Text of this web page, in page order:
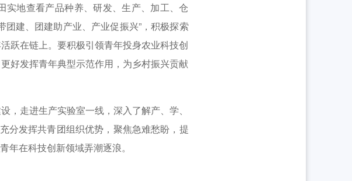
地查看产品种养、研发、生产、加工、仓
建、团建助产业、产业促振兴”，积极探索
跃在链上。要积极引领青年投身农业科技创
好发挥青年典型示范作用，为乡村振兴贡献
走进生产实验室一线，深入了解产、学、
分发挥共青团组织优势，聚焦急难愁盼，提
年在科技创新领域弄潮逐浪。